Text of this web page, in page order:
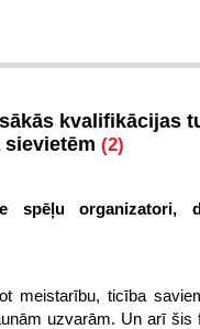
kvalifikācijas
(2)
spēļu organizatori,
meistarību, ticība
uzvarām. Un arī šis